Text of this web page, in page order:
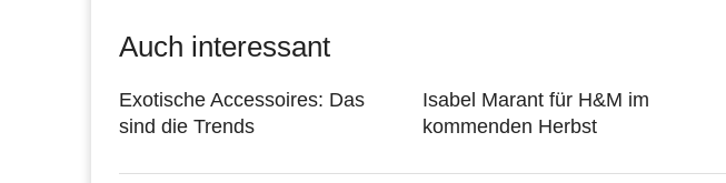
Auch interessant
Exotische Accessoires: Das
sind die Trends
Isabel Marant für H&M im
kommenden Herbst